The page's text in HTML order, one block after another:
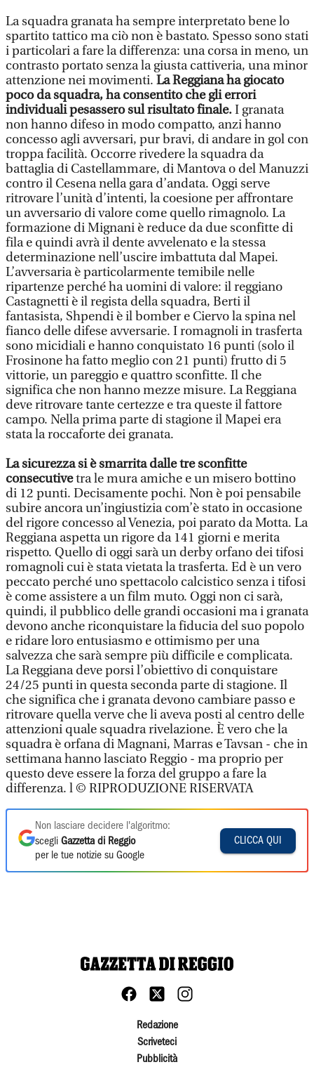
La squadra granata ha sempre interpretato bene lo
spartito tattico ma ciò non è bastato. Spesso sono stati
i particolari a fare la differenza: una corsa in meno, un
contrasto portato senza la giusta cattiveria, una minor
attenzione nei movimenti. La Reggiana ha giocato
poco da squadra, ha consentito che gli errori
individuali pesassero sul risultato finale.I granata
non hanno difeso in modo compatto, anzi hanno
concesso agli avversari, pur bravi, di andare in gol con
troppa facilità. Occorre rivedere la squadra da
battaglia di Castellammare, di Mantova o del Manuzzi
contro il Cesena nella gara d’andata. Oggi serve
ritrovare l’unità d’intenti, la coesione per affrontare
un avversario di valore come quello rimagnolo. La
formazione di Mignani è reduce da due sconfitte di
fila e quindi avrà il dente avvelenato e la stessa
determinazione nell’uscire imbattuta dal Mapei.
L’avversaria è particolarmente temibile nelle
ripartenze perché ha uomini di valore: il reggiano
Castagnetti è il regista della squadra, Berti il
fantasista, Shpendi è il bomber e Ciervo la spina nel
fianco delle difese avversarie. I romagnoli in trasferta
sono micidiali e hanno conquistato 16 punti (solo il
Frosinone ha fatto meglio con 21 punti) frutto di 5
vittorie, un pareggio e quattro sconfitte. Il che
significa che non hanno mezze misure. La Reggiana
deve ritrovare tante certezze e tra queste il fattore
campo. Nella prima parte di stagione il Mapei era
stata la roccaforte dei granata.
La sicurezza si è smarrita dalle tre sconfitte
consecutivetra le mura amiche e un misero bottino
di 12 punti. Decisamente pochi. Non è poi pensabile
subire ancora un’ingiustizia com’è stato in occasione
del rigore concesso al Venezia, poi parato da Motta. La
Reggiana aspetta un rigore da 141 giorni e merita
rispetto. Quello di oggi sarà un derby orfano dei tifosi
romagnoli cui è stata vietata la trasferta. Ed è un vero
peccato perché uno spettacolo calcistico senza i tifosi
è come assistere a un film muto. Oggi non ci sarà,
quindi, il pubblico delle grandi occasioni ma i granata
devono anche riconquistare la fiducia del suo popolo
e ridare loro entusiasmo e ottimismo per una
salvezza che sarà sempre più difficile e complicata.
La Reggiana deve porsi l’obiettivo di conquistare
24/25 punti in questa seconda parte di stagione. Il
che significa che i granata devono cambiare passo e
ritrovare quella verve che li aveva posti al centro delle
attenzioni quale squadra rivelazione. È vero che la
squadra è orfana di Magnani, Marras e Tavsan - che in
settimana hanno lasciato Reggio - ma proprio per
questo deve essere la forza del gruppo a fare la
differenza. l © RIPRODUZIONE RISERVATA
Non lasciare decidere l'algoritmo:
scegli Gazzetta di Reggio
per le tue notizie su Google
CLICCA QUI
Redazione
Scriveteci
Pubblicità